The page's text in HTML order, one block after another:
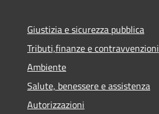
Giustizia e sicurezza pubblica
Tributi,finanze e contravvenzioni
Ambiente
Salute, benessere e assistenza
Autorizzazioni